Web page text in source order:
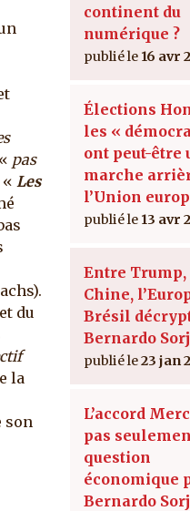
pas
Les
du
la
son
continent du
numérique ?
16 avr
Élections
les «
ont peut-être
marche
l’Union
13 avr
Entre Trump,
Chine,
Brésil
Bernardo Sorj
23 jan
L’accord
pas
question
économique
Bernardo Sorj